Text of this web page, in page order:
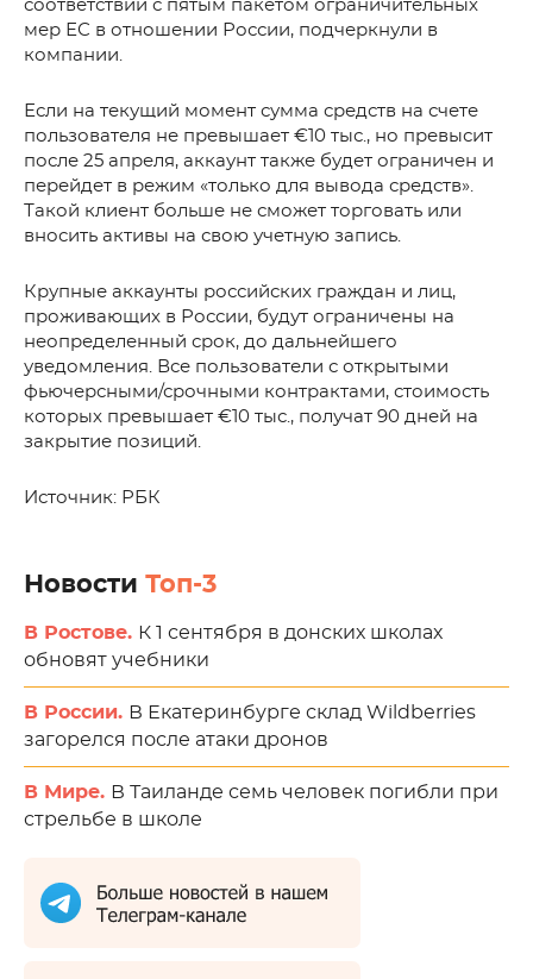
соответствии с пятым пакетом ограничительных
мер ЕС в отношении России, подчеркнули в
компании.
Если на текущий момент сумма средств на счете
пользователя не превышает €10 тыс., но превысит
после 25 апреля, аккаунт также будет ограничен и
перейдет в режим «только для вывода средств».
Такой клиент больше не сможет торговать или
вносить активы на свою учетную запись.
Крупные аккаунты российских граждан и лиц,
проживающих в России, будут ограничены на
неопределенный срок, до дальнейшего
уведомления. Все пользователи с открытыми
фьючерсными/срочными контрактами, стоимость
которых превышает €10 тыс., получат 90 дней на
закрытие позиций.
Источник: РБК
Новости Топ-3
В Ростове. К 1 сентября в донских школах
обновят учебники
В России. В Екатеринбурге склад Wildberries
загорелся после атаки дронов
В Мире. В Таиланде семь человек погибли при
стрельбе в школе